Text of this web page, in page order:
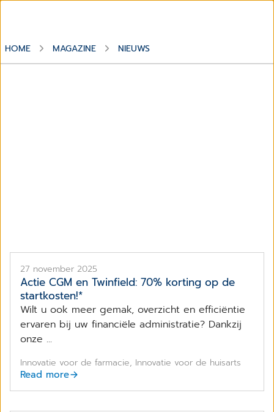
HOME MAGAZINE NIEUWS
27 november 2025
Actie CGM en Twinfield: 70% korting op de
startkosten!*
Wilt u ook meer gemak, overzicht en efficiëntie
ervaren bij uw financiële administratie? Dankzij
onze ...
Innovatie voor de farmacie, Innovatie voor de huisarts
Read more